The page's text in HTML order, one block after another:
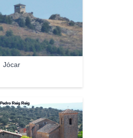
Jócar
Pedro Reig Reig